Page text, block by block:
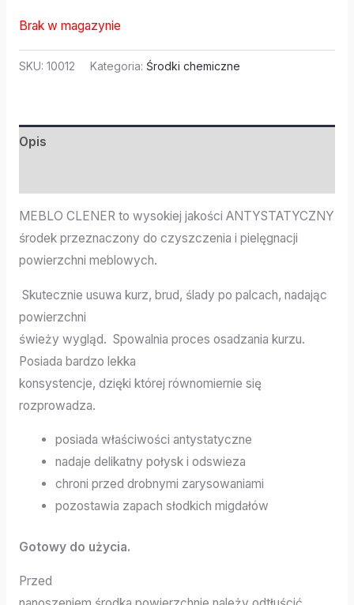
Brak w magazynie
SKU: 10012 Kategoria: Środki chemiczne
Opis
MEBLO CLENER to wysokiej jakości ANTYSTATYCZNY
środek przeznaczony do czyszczenia i pielęgnacji
powierzchni meblowych.
Skutecznie usuwa kurz, brud, ślady po palcach, nadając
powierzchni
świeży wygląd. Spowalnia proces osadzania kurzu.
Posiada bardzo lekka
konsystencje, dzięki której równomiernie się
rozprowadza.
posiada właściwości antystatyczne
nadaje delikatny połysk i odswieza
chroni przed drobnymi zarysowaniami
pozostawia zapach słodkich migdałów
Gotowy do użycia.
Przed